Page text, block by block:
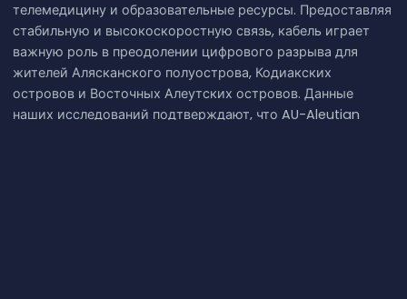
телемедицину и образовательные ресурсы. Предоставляя
стабильную и высокоскоростную связь, кабель играет
важную роль в преодолении цифрового разрыва для
жителей Алясканского полуострова, Кодиакских
островов и Восточных Алеутских островов. Данные
наших исследований подтверждают, что AU-Aleutian